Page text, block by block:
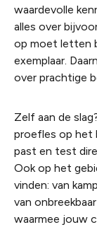
waardevolle
alles over
op moet letten
exemplaar.
over prachtige
Zelf aan de
proefles op het
past en test
Ook op het
vinden: van
van
waarmee jouw